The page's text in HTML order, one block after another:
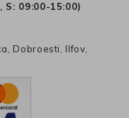
S: 09:00-15:00)
Dobroesti, Ilfov,